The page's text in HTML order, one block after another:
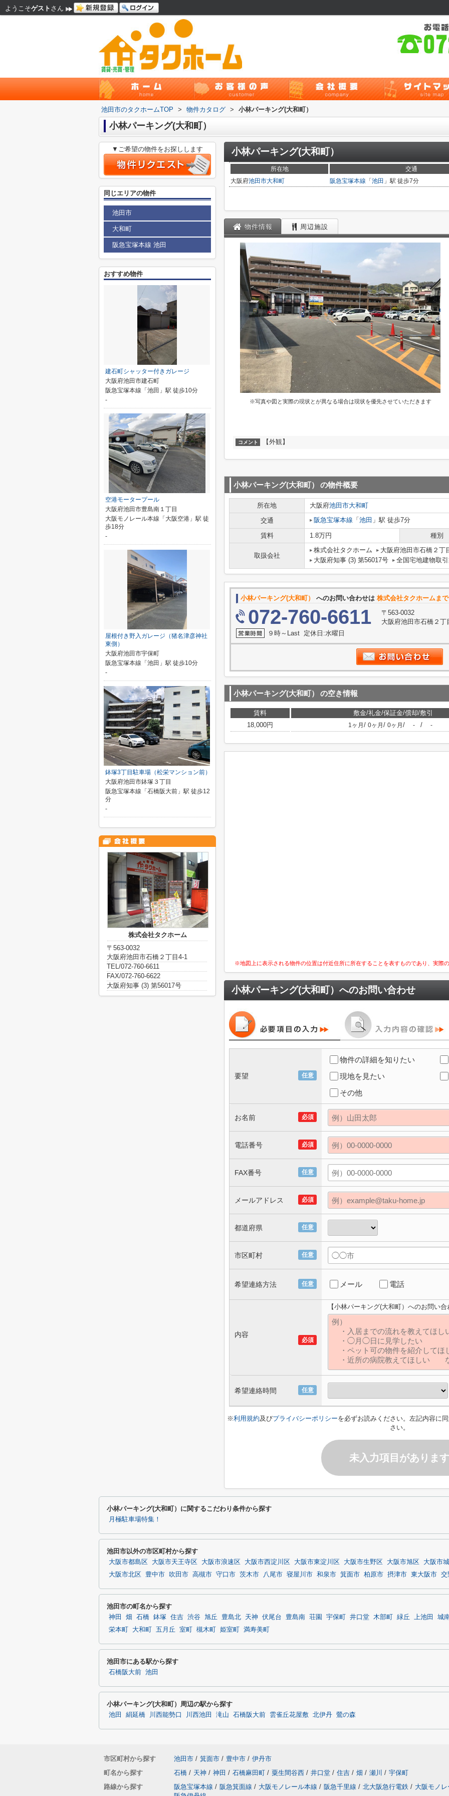
ようこそゲスト さん
池田市のタクホームTOP > 物件カタログ > 小林パーキング(大和町）
小林パーキング(大和町）
小林パーキング(大和町）
所在地
交通
大阪府池田市大和町 阪急宝塚本線 「 池田 」駅 徒歩7分
物件情報 周辺施設
※写真や図と実際の現状とが異なる場合は現状を優先させていただきます
コメント 【外観】
小林パーキング(大和町） の物件概要
所在地 大阪府池田市大和町
交通
阪急宝塚本線 「 池田 」駅 徒歩7分
賃料 1.8万円 種別
取扱会社
株式会社タクホーム
大阪府池田市石橋２丁
大阪府知事 (3) 第56017号
全国宅地建物取
小林パーキング(大和町） へのお問い合わせは 株式会社タクホームまで
072-760-6611
〒563-0032
大阪府池田市石橋２
９時～Last 定休日:水曜日
小林パーキング(大和町） の空き情報
賃料
敷金/礼金/保証金/償却/敷引
18,000円
1ヶ月 / 0ヶ月 / 0ヶ月 / - / -
※地図上に表示される物件の位置は付近住所に所在することを表すものであり、実際
小林パーキング(大和町） へのお問い合わせ
任意
要望
物件の詳細を知りたい
現地を見たい
その他
必須
お名前
必須
電話番号
任意
FAX番号
必須
メールアドレス
任意
都道府県
任意
市区町村
任意
希望連絡方法 メール 電話
必須
内容
【小林パーキング(大和町）へのお問い
任意
希望連絡時間
※利用規約及びプライバシーポリシーを必ずお読みください。左記内容に
さい。
未入力項目があります
▼ご希望の物件をお探しします
同じエリアの物件
池田市
大和町
阪急宝塚本線 池田
おすすめ物件
建石町シャッター付きガレージ
大阪府池田市建石町
阪急宝塚本線「池田」駅 徒歩10分
-
空港モータープール
大阪府池田市豊島南１丁目
大阪モノレール本線「大阪空港」駅 徒
歩18分
-
屋根付き野入ガレージ（猪名津彦神社
東側）
大阪府池田市宇保町
阪急宝塚本線「池田」駅 徒歩10分
-
鉢塚3丁目駐車場（松栄マンション前）
大阪府池田市鉢塚３丁目
阪急宝塚本線「石橋阪大前」駅 徒歩12
分
-
株式会社タクホーム
〒563-0032
大阪府池田市石橋２丁目4-1
TEL/072-760-6611
FAX/072-760-6622
大阪府知事 (3) 第56017号
小林パーキング(大和町）に関するこだわり条件から探す
月極駐車場特集！
池田市以外の市区町村から探す
大阪市都島区 大阪市天王寺区 大阪市浪速区 大阪市西淀川区 大阪市東淀川区 大阪市生野区 大阪市旭区
大阪市
大阪市北区
豊中市 吹田市 高槻市 守口市 茨木市 八尾市 寝屋川市 和泉市 箕面市 柏原市 摂津市 東大阪市 交
池田市の町名から探す
神田 畑 石橋 鉢塚 住吉 渋谷 旭丘 豊島北 天神 伏尾台 豊島南 荘園 宇保町 井口堂 木部町 緑丘 上池田
城
栄本町
大和町 五月丘 室町 槻木町 姫室町 満寿美町
池田市にある駅から探す
石橋阪大前 池田
小林パーキング(大和町）周辺の駅から探す
池田 絹延橋 川西能勢口 川西池田 滝山 石橋阪大前 雲雀丘花屋敷 北伊丹 鶯の森
市区町村から探す 池田市 / 箕面市 / 豊中市 / 伊丹市
町名から探す
石橋 / 天神 / 神田 / 石橋麻田町 / 粟生間谷西 / 井口堂 / 住吉 / 畑 / 瀬川 / 宇保町
路線から探す
阪急宝塚本線 / 阪急箕面線 / 大阪モノレール本線 / 阪急千里線 / 北大阪急行電鉄 / 大阪モノ